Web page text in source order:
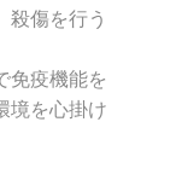
殺傷を行う
免疫機能を
境を心掛け